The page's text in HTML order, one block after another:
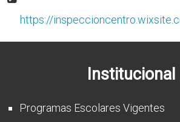
CFP
https://
Institucional
Programas Escolares Vigentes